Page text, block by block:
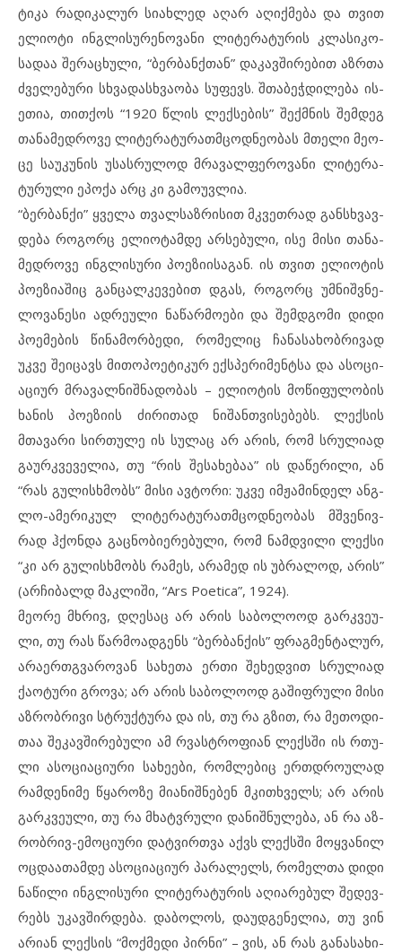
ტი­კა რა­დი­კა­ლურ სი­ახ­ლედ აღ­არ აღ­იქ­მე­ბა და თვით
ელ­ი­ო­ტი ინგლი­სუ­რე­ნო­ვა­ნი ლი­ტე­რა­ტუ­რის კლა­სი­კო­
სა­დაა შე­რაცხუ­ლი, “ბერ­ბან­ქ­თან” და­კავში­რე­ბით აზრ­თა
ძვე­ლე­ბუ­რი სხვა­დას­ხ­ვა­ო­ბა სუ­ფევს. შთა­ბეჭ­დი­ლე­ბა ის­
ე­თია, თითქოს “1920 წლის ლექ­სე­ბის” შექ­მ­ნის შემ­დეგ
თა­ნა­მედ­რო­ვე ლი­ტე­რა­ტუ­რათ­მ­ცოდ­ნე­ო­ბას მთე­ლი მე­ო­
ცე სა­უ­კუ­ნის უს­ას­რუ­ლოდ მრა­ვალ­ფე­რო­ვა­ნი ლი­ტე­რა­
ტუ­რუ­ლი ეპ­ო­ქა არც კი გა­მო­უვ­ლია.
“ბერ­ბან­ქი” ყვე­ლა თვალ­საზ­რი­სით მკვეთ­რად გან­ს­ხ­ვავ­
დე­ბა რო­გორც ელ­ი­ო­ტამდე არ­სე­ბუ­ლი, ისე მი­სი თა­ნა­
მედ­რო­ვე ინგ­ლი­სუ­რი პო­ე­ზი­ი­სა­გან. ის თვით ელ­ი­ო­ტის
პო­ე­ზი­ა­შიც გან­ცალ­კე­ვე­ბით დგას, რო­გორც უმ­ნიშ­ვ­ნე­
ლო­ვა­ნე­სი ად­რე­უ­ლი ნა­წარმოები და შემ­დ­გო­მი დი­დი
პო­ე­მე­ბის წი­ნა­მორ­ბე­დი, რო­მე­ლიც ჩა­ნა­სა­ხობ­რი­ვად
უკვე შე­ი­ცავს მი­თო­პო­ე­ტი­კურ ექს­პე­რი­მენ­ტ­სა და ას­ო­ცი­
ა­ცი­ურ მრა­ვალ­ნიშ­ნა­დო­ბას – ელ­ი­ო­ტის მო­წი­ფუ­ლო­ბის
ხა­ნის პო­ე­ზი­ის ძი­რი­თად ნი­შან­თ­ვი­სე­ბებს. ლექ­სის
მთავარი სირ­თუ­ლე ის სუ­ლაც არ არ­ის, რომ სრუ­ლი­ად
გა­ურ­კ­ვე­ვე­ლია, თუ “რის შე­სა­ხე­ბაა” ის და­წე­რი­ლი, ან
“რას გუ­ლის­ხ­მობს” მი­სი ავ­ტო­რი: უკ­ვე იმ­ჟა­მინ­დელ ანგ­
ლო-ამ­ე­რიკულ ლი­ტე­რა­ტუ­რათ­მ­ცოდ­ნე­ო­ბას მშვე­ნივ­
რად ჰქონ­და გაც­ნო­ბი­ე­რე­ბუ­ლი, რომ ნამ­დ­ვილი ლექ­სი
“კი არ გუ­ლის­ხ­მობს რა­მეს, არ­ა­მედ ის უბ­რა­ლოდ, არ­ის”
(არ­ჩი­ბალდ მაკ­ლიში, “Ars Poetica”, 1924).
მე­ო­რე მხრივ, დღე­საც არ არ­ის სა­ბო­ლო­ოდ გარ­კ­ვე­უ­
ლი, თუ რას წარ­მო­ად­გენს “ბერ­ბან­ქის” ფრაგ­მენ­ტა­ლურ,
არ­ა­ერ­თ­გ­ვა­რო­ვან სა­ხე­თა ერ­თი შე­ხედ­ვით სრუ­ლი­ად
ქაოტ­უ­რი გრო­ვა; არ არ­ის სა­ბო­ლო­ოდ გა­შიფ­რუ­ლი მი­სი
აზ­რობ­რი­ვი სტრუქ­ტუ­რა და ის, თუ რა გზით, რა მე­თო­დი­
თაა შე­კავ­ში­რე­ბუ­ლი ამ რვას­ტ­რო­ფი­ან ლექ­ს­ში ის რთუ­
ლი ასოც­ი­ა­ცი­უ­რი სა­ხე­ე­ბი, რომ­ლე­ბიც ერთ­დ­რო­უ­ლად
რამ­დე­ნი­მე წყა­რო­ზე მი­ა­ნიშ­ნე­ბენ მკითხ­ველს; არ არ­ის
გარ­კ­ვე­უ­ლი, თუ რა მხატ­ვ­რუ­ლი და­ნიშ­ნუ­ლე­ბა, ან რა აზ­
რობ­რივ-ემ­ო­ცი­უ­რი დატ­ვირ­თ­ვა აქვს ლექ­ს­ში მოყ­ვა­ნილ
ოც­და­ა­თამ­დე ას­ო­ცი­ა­ცი­ურ პა­რა­ლელს, რო­მელ­თა დი­დი
ნა­წი­ლი ინგ­ლი­სუ­რი ლი­ტე­რა­ტუ­რის აღ­ი­ა­რე­ბულ შე­დევ­
რებს უკ­ავშირ­დე­ბა. და­ბო­ლოს, და­უდ­გე­ნე­ლია, თუ ვინ
არ­ი­ან ლექ­სის “მოქ­მე­დი პირ­ნი” – ვის, ან რას გა­ნა­სა­ხი­